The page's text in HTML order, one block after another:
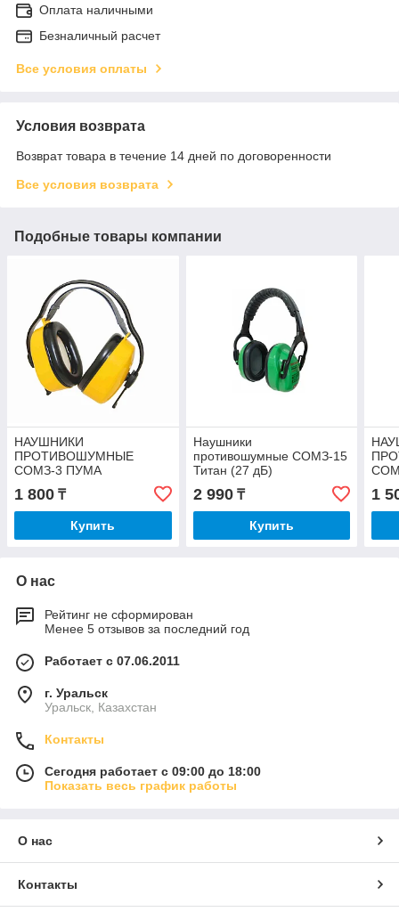
Оплата наличными
Безналичный расчет
Все условия оплаты
Условия возврата
Возврат товара в течение 14 дней по договоренности
Все условия возврата
Подобные товары компании
НАУШНИКИ
ПРОТИВОШУМНЫЕ
СОМЗ-3 ПУМА
1 800 ₸
Купить
Наушники
противошумные СОМЗ-15
Титан (27 дБ)
2 990₸
Купить
1
О нас
Рейтинг не сформирован
Менее 5 отзывов за последний год
Работает с 07.06.2011
г. Уральск
Уральск, Казахстан
Контакты
Сегодня работает с 09:00 до 18:00
Показать весь график работы
О нас
Контакты